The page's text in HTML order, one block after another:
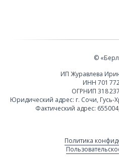
©
ИП Журавлева
ИНН 701
ОГРНИП 318
Юридический адрес: г. Сочи, Гусь-
Фактический адрес:
Политика